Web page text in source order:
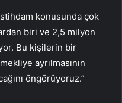
konusunda çok
biri ve 2,5 milyon
Bu kişilerin bir
ayrılmasının
öngörüyoruz.”